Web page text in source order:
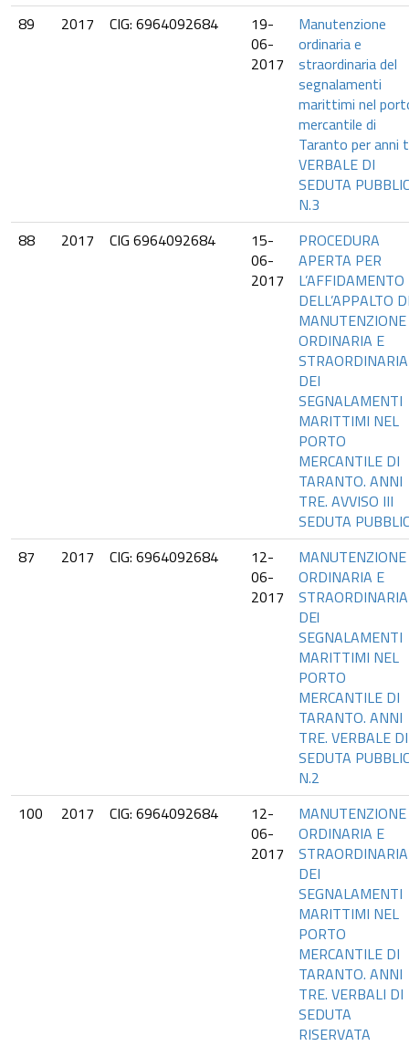
89
2017 CIG: 6964092684
19-
06-
2017
Manutenzione
ordinaria e
straordinaria del
segnalamenti
marittimi nel
mercantile di
Taranto per anni
VERBALE DI
SEDUTA
N.3
88
2017 CIG 6964092684
15-
06-
2017
PROCEDURA
APERTA PER
L’AFFIDAMENTO
DELL’APPALTO
MANUTENZIONE
ORDINARIA E
STRAORDINARIA
DEI
SEGNALAMENTI
MARITTIMI NEL
PORTO
MERCANTILE DI
TARANTO. ANNI
TRE. AVVISO III
SEDUTA
87
2017 CIG: 6964092684
12-
06-
2017
MANUTENZIONE
ORDINARIA E
STRAORDINARIA
DEl
SEGNALAMENTI
MARITTIMI NEL
PORTO
MERCANTILE DI
TARANTO. ANNI
TRE. VERBALE DI
SEDUTA
N.2
100
2017 CIG: 6964092684
12-
06-
2017
MANUTENZIONE
ORDINARIA E
STRAORDINARIA
DEI
SEGNALAMENTI
MARITTIMI NEL
PORTO
MERCANTILE DI
TARANTO. ANNI
TRE. VERBALI DI
SEDUTA
RISERVATA